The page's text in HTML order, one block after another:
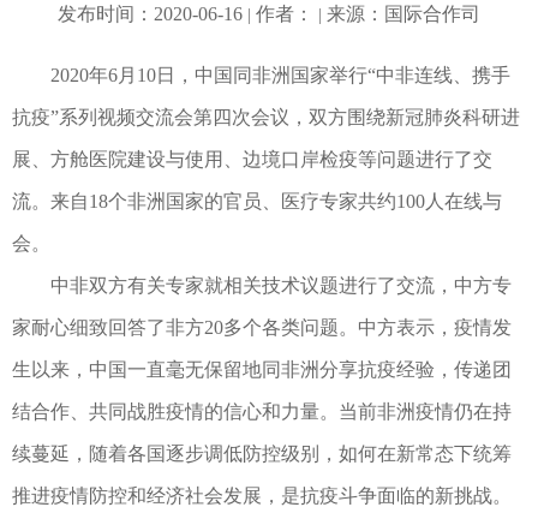
发布时间：2020-06-16 作者： 来源：国际合作司
2020年6月10日，中国同非洲国家举行“中非连线、携手
抗疫”系列视频交流会第四次会议，双方围绕新冠肺炎科研进
展、方舱医院建设与使用、边境口岸检疫等问题进行了交
流。来自18个非洲国家的官员、医疗专家共约100人在线与
会。
中非双方有关专家就相关技术议题进行了交流，中方专
家耐心细致回答了非方20多个各类问题。中方表示，疫情发
生以来，中国一直毫无保留地同非洲分享抗疫经验，传递团
结合作、共同战胜疫情的信心和力量。当前非洲疫情仍在持
续蔓延，随着各国逐步调低防控级别，如何在新常态下统筹
推进疫情防控和经济社会发展，是抗疫斗争面临的新挑战。